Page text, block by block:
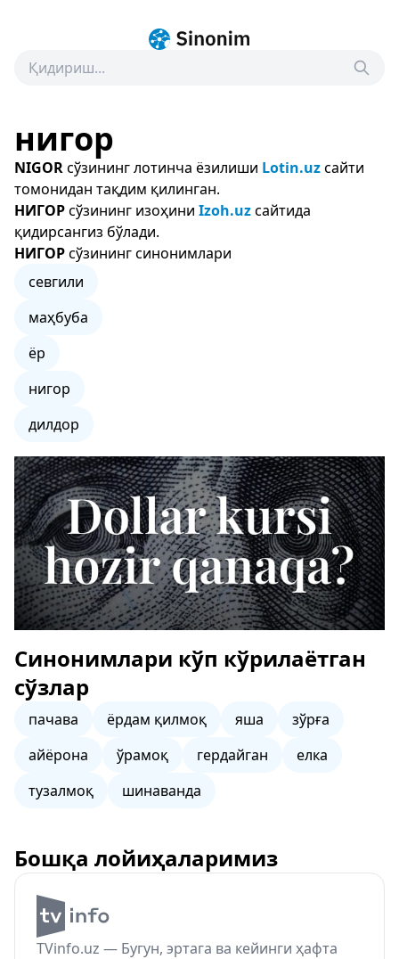
нигор
NIGORсўзининг лотинча ёзилиши Lotin.uzсайти
томонидан тақдим қилинган.
НИГОРсўзининг изоҳини Izoh.uzсайтида
қидирсангиз бўлади.
НИГОРсўзининг синонимлари
севгили
маҳбуба
ёр
нигор
дилдор
Синонимлари кўп кўрилаётган
сўзлар
пачава ёрдам қилмоқ яша
зўрға
айёрона
ўрамоқ гердайган
елка
тузалмоқ
шинаванда
Бошқа лойиҳаларимиз
TVinfo.uz — Бугун, эртага ва кейинги ҳафта